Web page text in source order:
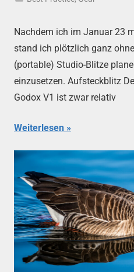
Nachdem ich im Januar 23
stand ich plötzlich ganz
(portable) Studio-Blitze
einzusetzen. Aufsteckblitz
Godox V1 ist zwar relativ
Weiterlesen